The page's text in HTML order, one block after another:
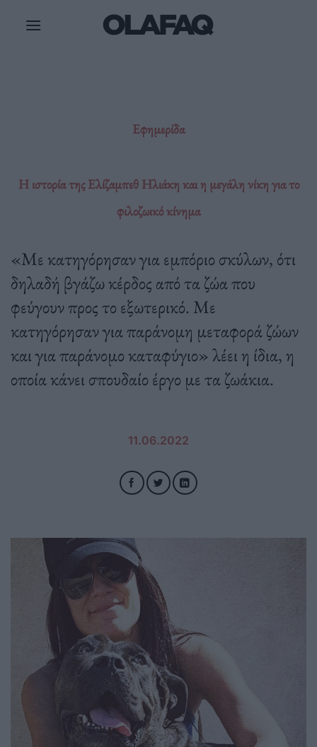
Εφημερίδα
Η ιστορία της Ελίζαμπεθ Ηλιάκη και η μεγάλη νίκη για το
φιλοζωικό κίνημα
«Με κατηγόρησαν για εμπόριο σκύλων, ότι
δηλαδή βγάζω κέρδος από τα ζώα που
φεύγουν προς το εξωτερικό. Με
κατηγόρησαν για παράνομη μεταφορά ζώων
και για παράνομο καταφύγιο» λέει η ίδια, η
οποία κάνει σπουδαίο έργο με τα ζωάκια.
11.06.2022